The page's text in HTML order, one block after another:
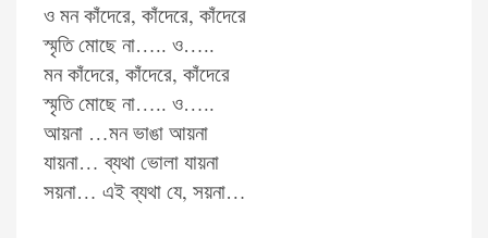
ও মন কাঁদেরে, কাঁদেরে, কাঁদেরে
স্মৃতি মোছে না….. ও…..
মন কাঁদেরে, কাঁদেরে, কাঁদেরে
স্মৃতি মোছে না….. ও…..
আয়না …মন ভাঙা আয়না
যায়না… ব্যথা ভোলা যায়না
সয়না… এই ব্যথা যে, সয়না…